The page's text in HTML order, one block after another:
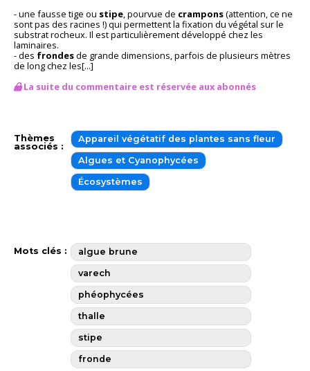
- une fausse tige ou stipe , pourvue de crampons(attention, ce ne
sont pas des racines !) qui permettent la fixation du végétal sur le
substrat rocheux. Il est particulièrement développé chez les
laminaires.
- des frondesde grande dimensions, parfois de plusieurs mètres
de long chez les[...]
La suite du commentaire est réservée aux abonnés
Thèmes
associés :
Appareil végétatif des plantes sans fleur
Algues et Cyanophycées
Écosystèmes
Mots clés : algue brune
varech
phéophycées
thalle
stipe
fronde